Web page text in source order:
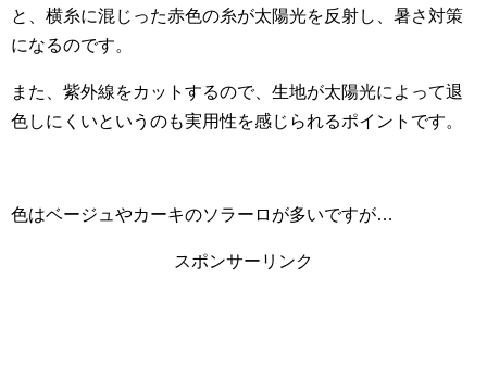
と、横糸に混じった赤色の糸が太陽光を反射し、暑さ対策
になるのです。
また、紫外線をカットするので、生地が太陽光によって退
色しにくいというのも実用性を感じられるポイントです。
色はベージュやカーキのソラーロが多いですが…
スポンサーリンク